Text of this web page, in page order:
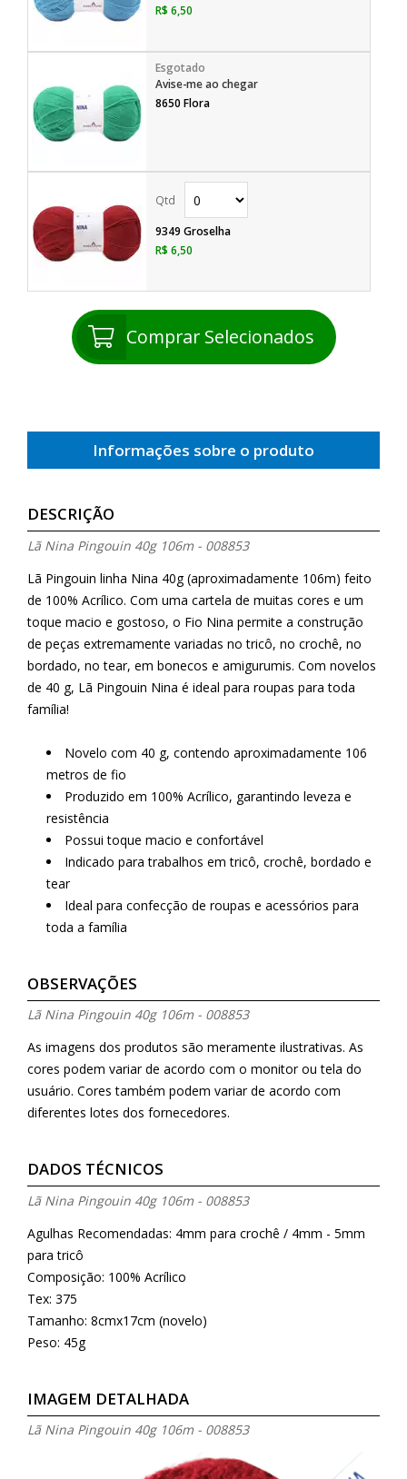
R$ 6,50
Avise-me ao chegar
8650 Flora
9349 Groselha
R$ 6,50
Comprar Selecionados
Informações sobre o produto
DESCRIÇÃO
Lã Nina Pingouin 40g 106m - 008853
Lã Pingouin linha Nina 40g (aproximadamente 106m) feito
de 100% Acrílico. Com uma cartela de muitas cores e um
toque macio e gostoso, o Fio Nina permite a construção
de peças extremamente variadas no tricô, no crochê, no
bordado, no tear, em bonecos e amigurumis. Com novelos
de 40 g, Lã Pingouin Nina é ideal para roupas para toda
família!
Novelo com 40 g, contendo aproximadamente 106
metros de fio
Produzido em 100% Acrílico, garantindo leveza e
resistência
Possui toque macio e confortável
Indicado para trabalhos em tricô, crochê, bordado e
tear
Ideal para confecção de roupas e acessórios para
toda a família
OBSERVAÇÕES
Lã Nina Pingouin 40g 106m - 008853
As imagens dos produtos são meramente ilustrativas. As
cores podem variar de acordo com o monitor ou tela do
usuário. Cores também podem variar de acordo com
diferentes lotes dos fornecedores.
DADOS TÉCNICOS
Lã Nina Pingouin 40g 106m - 008853
Agulhas Recomendadas: 4mm para crochê / 4mm - 5mm
para tricô
Composição: 100% Acrílico
Tex: 375
Tamanho: 8cmx17cm (novelo)
Peso: 45g
IMAGEM DETALHADA
Lã Nina Pingouin 40g 106m - 008853